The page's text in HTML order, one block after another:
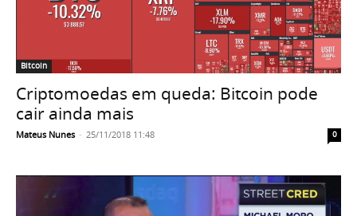
Bitcoin
Criptomoedas em queda: Bitcoin pode
cair ainda mais
Mateus Nunes - 25/11/2018 11:48 0